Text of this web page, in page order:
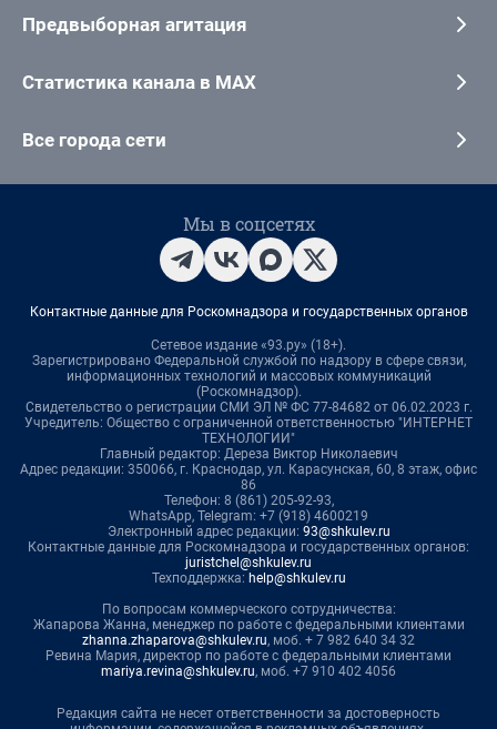
Предвыборная агитация
Статистика канала в MAX
Все города сети
Мы в соцсетях
Контактные данные для Роскомнадзора и государственных органов
Сетевое издание «93.ру» (18+).
Зарегистрировано Федеральной службой по надзору в сфере связи,
информационных технологий и массовых коммуникаций
(Роскомнадзор).
Свидетельство о регистрации СМИ ЭЛ № ФС 77-84682 от 06.02.2023 г.
Учредитель: Общество с ограниченной ответственностью "ИНТЕРНЕТ
ТЕХНОЛОГИИ"
Главный редактор: Дереза Виктор Николаевич
Адрес редакции: 350066, г. Краснодар, ул. Карасунская, 60, 8 этаж, офис
86
Телефон: 8 (861) 205-92-93,
WhatsApp, Telegram: +7 (918) 4600219
Электронный адрес редакции: 93@shkulev.ru
Контактные данные для Роскомнадзора и государственных органов:
juristchel@shkulev.ru
Техподдержка: help@shkulev.ru
По вопросам коммерческого сотрудничества:
Жапарова Жанна, менеджер по работе с федеральными клиентами
zhanna.zhaparova@shkulev.ru, моб. + 7 982 640 34 32
Ревина Мария, директор по работе с федеральными клиентами
mariya.revina@shkulev.ru, моб. +7 910 402 4056
Редакция сайта не несет ответственности за достоверность